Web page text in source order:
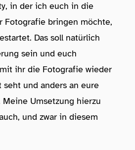
in der ich euch in die
Fotografie bringen möchte,
Das soll natürlich
sein und euch
ihr die Fotografie wieder
und anders an eure
Umsetzung hierzu
und zwar in diesem